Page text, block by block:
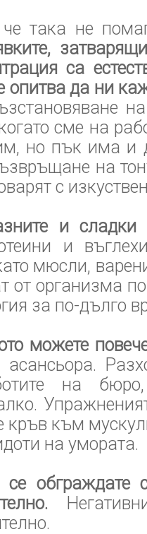
така не
са
опитва да ни
сме на
но пък има и
на
с
и сладки
и
мюсли,
от организма
за по-дълго
можете
асансьора.
на
към
на умората.
обграждате